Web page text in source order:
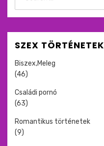
SZEX TÖRTÉNETEK
Biszex,Meleg
(46)
Családi pornó
(63)
Romantikus történetek
(9)